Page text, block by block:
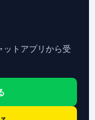
ットアプリから受